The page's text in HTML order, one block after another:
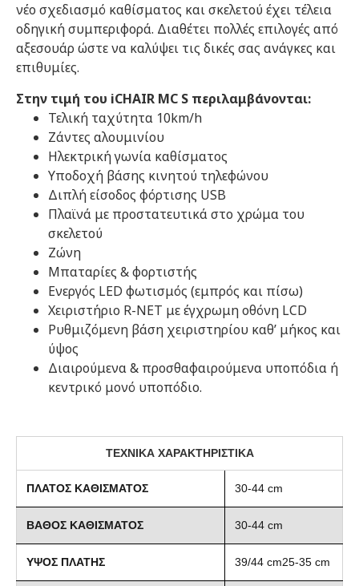
νέο σχεδιασμό καθίσματος και σκελετού έχει τέλεια
οδηγική συμπεριφορά. Διαθέτει πολλές επιλογές από
αξεσουάρ ώστε να καλύψει τις δικές σας ανάγκες και
επιθυμίες.
Στην τιμή του iCHAIR MC S περιλαμβάνονται:
Τελική ταχύτητα 10km/h
Ζάντες αλουμινίου
Ηλεκτρική γωνία καθίσματος
Υποδοχή βάσης κινητού τηλεφώνου
Διπλή είσοδος φόρτισης USB
Πλαϊνά με προστατευτικά στο χρώμα του
σκελετού
Ζώνη
Μπαταρίες & φορτιστής
Ενεργός LED φωτισμός (εμπρός και πίσω)
Χειριστήριο R-NET με έγχρωμη οθόνη LCD
Ρυθμιζόμενη βάση χειριστηρίου καθ’ μήκος και
ύψος
Διαιρούμενα & προσθαφαιρούμενα υποπόδια ή
κεντρικό μονό υποπόδιο.
ΤΕΧΝΙΚΑ ΧΑΡΑΚΤΗΡΙΣΤΙΚΑ
ΠΛΑΤΟΣ ΚΑΘΙΣΜΑΤΟΣ 30-44 cm
ΒΑΘΟΣ ΚΑΘΙΣΜΑΤΟΣ 30-44 cm
ΥΨΟΣ ΠΛΑΤΗΣ 39/44 cm25-35 cm